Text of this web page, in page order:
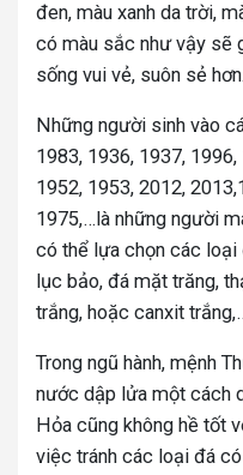
đen, màu xanh da trời,
có màu sắc như vậy sẽ
sống vui vẻ, suôn sẻ hơn.
Những người sinh vào
1983, 1936, 1937,
1952, 1953, 2012,
1975,…là những người
có thể lựa chọn các loại
lục bảo, đá mặt trăng,
trắng, hoặc canxit
Trong ngũ hành, mệnh
nước dập lửa một cách
Hỏa cũng không hề tốt
việc tránh các loại đá